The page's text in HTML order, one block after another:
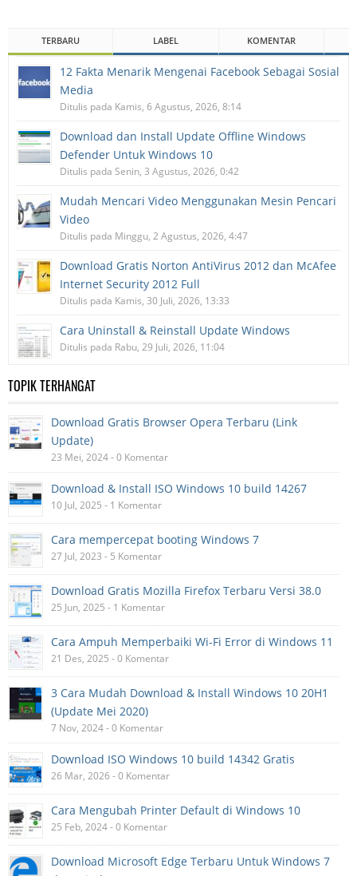
TERBARU LABEL KOMENTAR
12 Fakta Menarik Mengenai Facebook Sebagai Sosial
Media
Ditulis pada Kamis, 6 Agustus, 2026, 8:14
Download dan Install Update Offline Windows
Defender Untuk Windows 10
Ditulis pada Senin, 3 Agustus, 2026, 0:42
Mudah Mencari Video Menggunakan Mesin Pencari
Video
Ditulis pada Minggu, 2 Agustus, 2026, 4:47
Download Gratis Norton AntiVirus 2012 dan McAfee
Internet Security 2012 Full
Ditulis pada Kamis, 30 Juli, 2026, 13:33
Cara Uninstall & Reinstall Update Windows
Ditulis pada Rabu, 29 Juli, 2026, 11:04
TOPIK TERHANGAT
Download Gratis Browser Opera Terbaru (Link
Update)
23 Mei, 2024 - 0 Komentar
Download & Install ISO Windows 10 build 14267
10 Jul, 2025 - 1 Komentar
Cara mempercepat booting Windows 7
27 Jul, 2023 - 5 Komentar
Download Gratis Mozilla Firefox Terbaru Versi 38.0
25 Jun, 2025 - 1 Komentar
Cara Ampuh Memperbaiki Wi-Fi Error di Windows 11
21 Des, 2025 - 0 Komentar
3 Cara Mudah Download & Install Windows 10 20H1
(Update Mei 2020)
7 Nov, 2024 - 0 Komentar
Download ISO Windows 10 build 14342 Gratis
26 Mar, 2026 - 0 Komentar
Cara Mengubah Printer Default di Windows 10
25 Feb, 2024 - 0 Komentar
Download Microsoft Edge Terbaru Untuk Windows 7